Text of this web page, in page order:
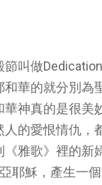
叫做
華的就分別為
華神真的是很美
的愛恨情仇，
《雅歌》裡的新
耶穌，產生一